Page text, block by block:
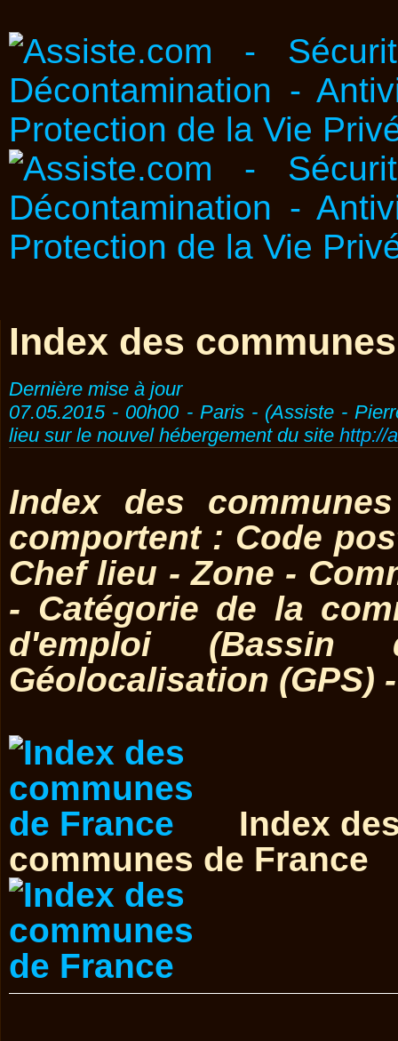
Index des
Dernière mise à jour
07.05.2015 - 00h00 - Paris - (Assiste -
lieu sur le nouvel hébergement du site http://
Index des
comportent : Code
Chef lieu - Zone -
- Catégorie de la
d'emploi (Bassin
Géolocalisation (GPS)
Index
communes de France